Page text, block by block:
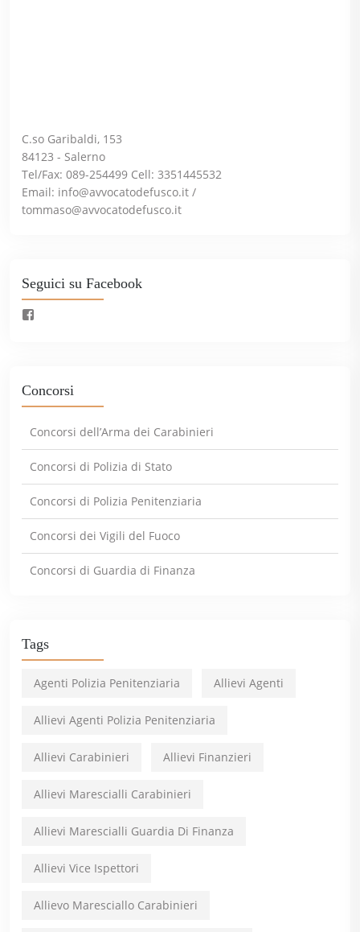
C.so Garibaldi, 153
84123 - Salerno
Tel/Fax: 089-254499 Cell: 3351445532
Email: info@avvocatodefusco.it /
tommaso@avvocatodefusco.it
Seguici su Facebook
Concorsi
Concorsi dell’Arma dei Carabinieri
Concorsi di Polizia di Stato
Concorsi di Polizia Penitenziaria
Concorsi dei Vigili del Fuoco
Concorsi di Guardia di Finanza
Tags
Agenti Polizia Penitenziaria Allievi Agenti
Allievi Agenti Polizia Penitenziaria
Allievi Carabinieri Allievi Finanzieri
Allievi Marescialli Carabinieri
Allievi Marescialli Guardia Di Finanza
Allievi Vice Ispettori
Allievo Maresciallo Carabinieri